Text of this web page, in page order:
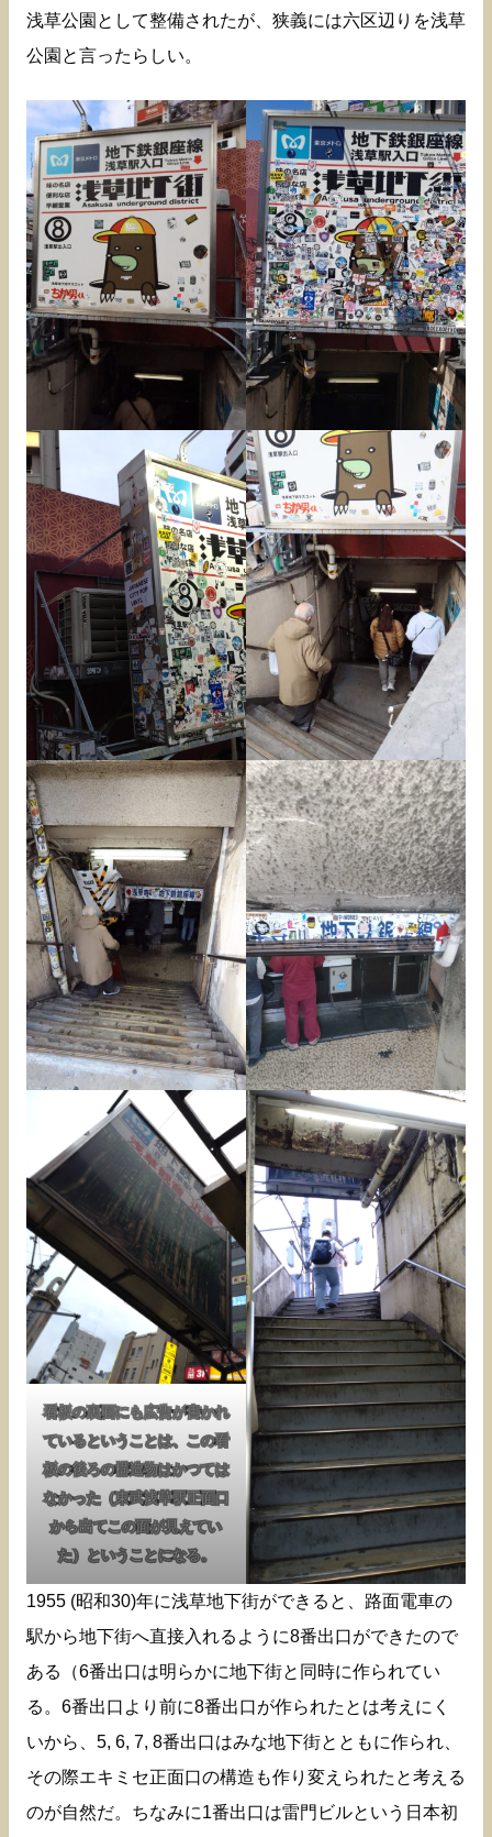
浅草公園として整備されたが、狭義には六区辺りを浅草
公園と言ったらしい。
看板の裏面にも広告が書かれ
ているということは、この看
板の後ろの構造物はかつては
なかった（東武浅草駅正面口
から出てこの面が見えてい
た）ということになる。
1955 (昭和30)年に浅草地下街ができると、路面電車の
駅から地下街へ直接入れるように8番出口ができたので
ある（6番出口は明らかに地下街と同時に作られてい
る。6番出口より前に8番出口が作られたとは考えにく
いから、5, 6, 7, 8番出口はみな地下街とともに作られ、
その際エキミセ正面口の構造も作り変えられたと考える
のが自然だ。ちなみに1番出口は雷門ビルという日本初